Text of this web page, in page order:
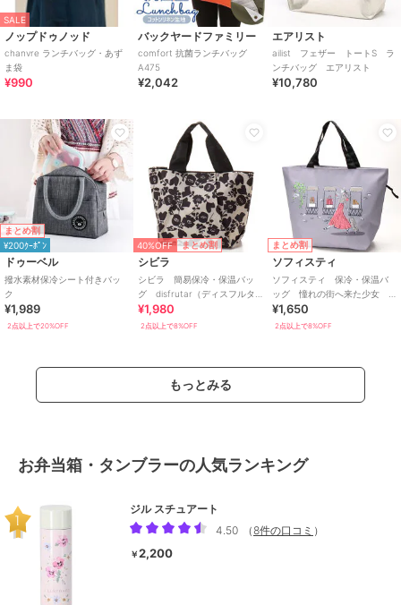
SALE
ノップドゥノッド
chanvre ランチバッグ・あず
ま袋
¥990
バックヤードファミリー
comfort 抗菌ランチバッグ
A475
¥2,042
エアリスト
ailist フェザー トートS ラ
ンチバッグ エアリスト
¥10,780
まとめ割
¥200ｸｰﾎﾟﾝ
ドゥーベル
撥水素材保冷シート付きバッ
ク
¥1,989
2点以上で20%OFF
40%OFF まとめ割
シビラ
シビラ 簡易保冷・保温バッ
グ disfrutar（ディスフルタ
ー） 【Sybilla】
¥1,980
2点以上で8%OFF
まとめ割
ソフィスティ
ソフィスティ 保冷・保温バ
ッグ 憧れの街へ来た少女
【sophisty】
¥1,650
2点以上で8%OFF
もっとみる
お弁当箱・タンブラーの人気ランキング
ジル スチュアート
4.50
（8件の口コミ ）
￥2,200